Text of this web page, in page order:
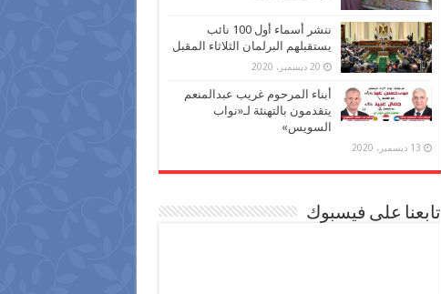
ننشر أسماء أول 100 نائب
يستقبلهم البرلمان الثلاثاء المقبل
20 ديسمبر، 2020
أبناء المرحوم غريب عبدالمنعم
يتقدمون بالتهنئة لـ«نواب
السويس»
13 ديسمبر، 2020
تابعنا على فيسبوك